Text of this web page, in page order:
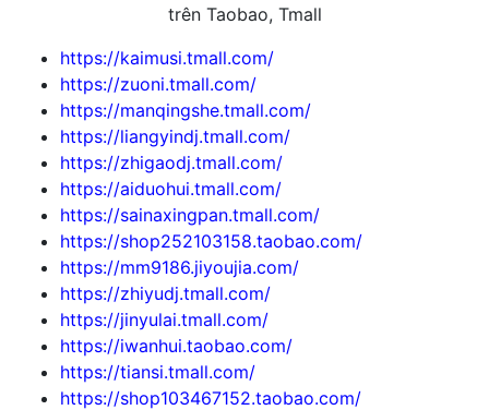
trên Taobao, Tmall
https://kaimusi.tmall.com/
https://zuoni.tmall.com/
https://manqingshe.tmall.com/
https://liangyindj.tmall.com/
https://zhigaodj.tmall.com/
https://aiduohui.tmall.com/
https://sainaxingpan.tmall.com/
https://shop252103158.taobao.com/
https://mm9186.jiyoujia.com/
https://zhiyudj.tmall.com/
https://jinyulai.tmall.com/
https://iwanhui.taobao.com/
https://tiansi.tmall.com/
https://shop103467152.taobao.com/